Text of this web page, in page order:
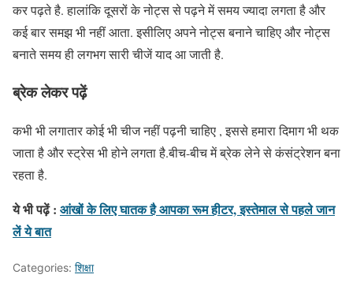
कर पढ़ते है. हालांकि दूसरों के नोट्स से पढ़ने में समय ज्यादा लगता है और
कई बार समझ भी नहीं आता. इसीलिए अपने नोट्स बनाने चाहिए और नोट्स
बनाते समय ही लगभग सारी चीजें याद आ जाती है.
ब्रेक लेकर पढ़ें
कभी भी लगातार कोई भी चीज नहीं पढ़नी चाहिए , इससे हमारा दिमाग भी थक
जाता है और स्ट्रेस भी होने लगता है.बीच-बीच में ब्रेक लेने से कंसंट्रेशन बना
रहता है.
ये भी पढ़ें : आंखों के लिए घातक है आपका रूम हीटर, इस्तेमाल से पहले जान
लें ये बात
Categories: शिक्षा